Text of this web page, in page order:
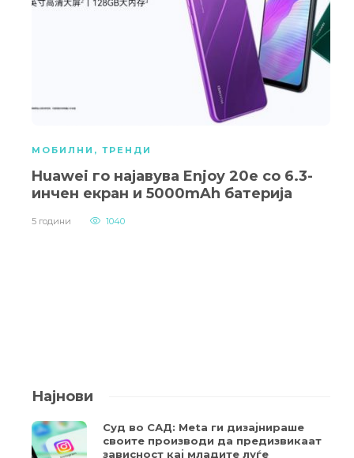
МОБИЛНИ , ТРЕНДИ
Huawei го најавува Enjoy 20e со 6.3-
инчен екран и 5000mAh батерија
5 години 1040
Најнови
Суд во САД: Meta ги дизајнираше
своите производи да предизвикаат
зависност кај младите луѓе